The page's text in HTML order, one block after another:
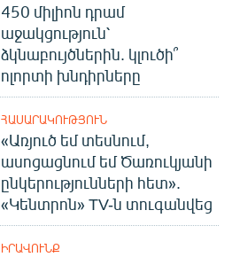
450 միլիոն դրամ
աջակցություն՝
ձկնաբույծներին. կլուծի՞
ոլորտի խնդիրները
ՀԱՍԱՐԱԿՈՒԹՅՈՒՆ
«Առյուծ եմ տեսնում,
ասոցացնում եմ Ծառուկյանի
ընկերությունների հետ».
«Կենտրոն» TV-ն տուգանվեց
ԻՐԱՎՈՒՆՔ